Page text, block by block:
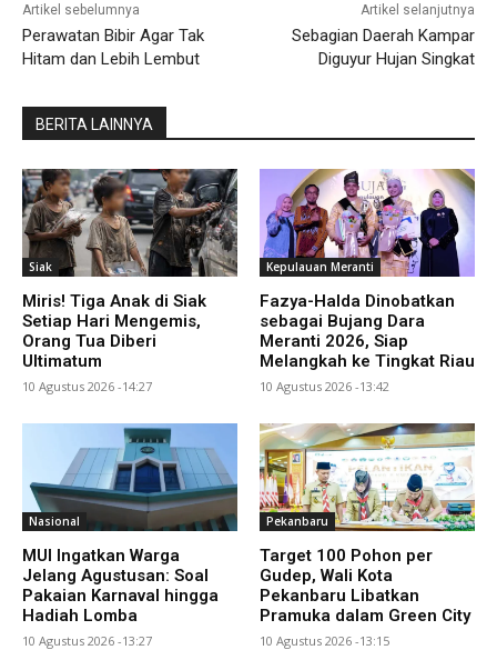
Artikel sebelumnya
Perawatan Bibir Agar Tak
Hitam dan Lebih Lembut
Artikel selanjutnya
Sebagian Daerah Kampar
Diguyur Hujan Singkat
BERITA LAINNYA
Siak
Miris! Tiga Anak di Siak
Setiap Hari Mengemis,
Orang Tua Diberi
Ultimatum
10 Agustus 2026 -14:27
Kepulauan Meranti
Fazya-Halda Dinobatkan
sebagai Bujang Dara
Meranti 2026, Siap
Melangkah ke Tingkat Riau
10 Agustus 2026 -13:42
Nasional
MUI Ingatkan Warga
Jelang Agustusan: Soal
Pakaian Karnaval hingga
Hadiah Lomba
10 Agustus 2026 -13:27
Pekanbaru
Target 100 Pohon per
Gudep, Wali Kota
Pekanbaru Libatkan
Pramuka dalam Green City
10 Agustus 2026 -13:15